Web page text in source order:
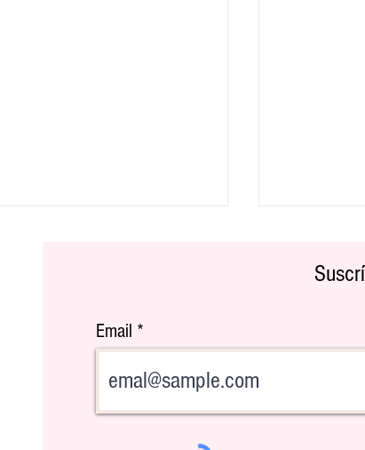
Comprar casa vs alquilar: más
Email